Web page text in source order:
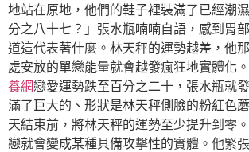
地站在原地，他們的鞋子裡裝滿了已經潮
分之八十七？」張水瓶喃喃自語，感到胃
道這代表著什麼。林天秤的運勢越差，他
處安放的單戀能量就會越發瘋狂地實體化
養網戀愛運勢跌至百分之二十，張水瓶就
滿了巨大的、形狀是林天秤側臉的粉紅色
天結束前，將林天秤的運勢至少提升到零
戀就會變成某種具備攻擊性的實體。他緊